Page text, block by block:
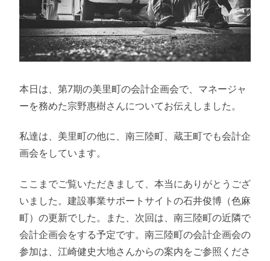
本日は、第7期の美里町の会計企画会で、マネージャ
ーを務めた宗野惠樹さんについてお伝えしました。
私達は、美里町の他に、南三陸町、蔵王町でも会計企
画会をしています。
ここまでご覧いただきまして、本当にありがとうござ
いました。建設事業サポートサイトの石井俊博（色麻
町）の更新でした。また、次回は、南三陸町の近隣で
会計企画会をする予定です。南三陸町の会計企画会の
参加は、江崎健史大地さんからの案内をご参照くださ